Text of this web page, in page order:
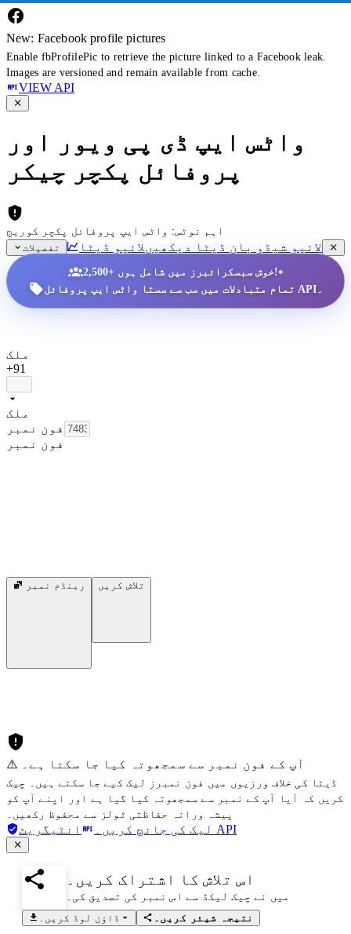
New: Facebook profile pictures
Enable fbProfilePic to retrieve the picture linked to a Facebook leak.
Images are versioned and remain available from cache.
VIEW API
واٹس ایپ ڈی پی ویور اور
پروفائل پکچر چیکر
اہم نوٹس: واٹس ایپ پروفائل پکچر کوریج
تفصیلات
لائیو شیڈو بان ڈیٹا دیکھیں لائیو ڈیٹا
2,500+ خوش سبسکرائبرز میں شامل ہوں!•
تمام متبادلات میں سب سے سستا واٹس ایپ پروفائل API۔
ملک
+91
ملک
فون نمبر
فون نمبر
رینڈم نمبر تلاش کریں
⚠️ آپ کے فون نمبر سے سمجھوتہ کیا جا سکتا ہے۔
ڈیٹا کی خلاف ورزیوں میں فون نمبرز لیک کیے جا سکتے ہیں۔ چیک
کریں کہ آیا آپ کے نمبر سے سمجھوتہ کیا گیا ہے اور اپنے آپ کو
پیشہ ورانہ حفاظتی ٹولز سے محفوظ رکھیں۔
لیک کی جانچ کریں۔ انٹیگریٹ API
اس تلاش کا اشتراک کریں۔
میں نے چیک لیکڈ سے اس نمبر کی تصدیق کی۔
ڈاؤن لوڈ کریں۔
نتیجہ شیئر کریں۔